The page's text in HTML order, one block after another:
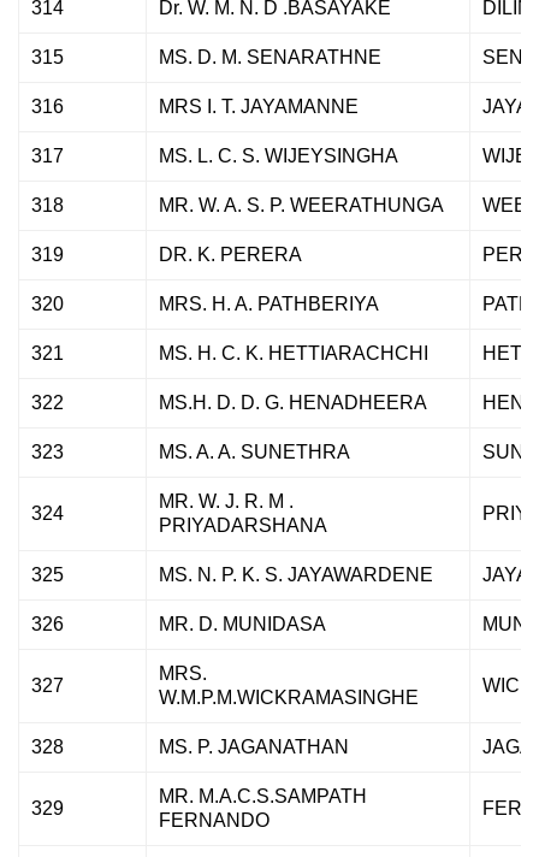
314 Dr. W. M. N. D .BASAYAKE DILINI
315 MS. D. M. SENARATHNE
316 MRS I. T. JAYAMANNE
317 MS. L. C. S. WIJEYSINGHA
318 MR. W. A. S. P. WEERATHUNGA
319 DR. K. PERERA
320 MRS. H. A. PATHBERIYA
321 MS. H. C. K. HETTIARACHCHI
322 MS.H. D. D. G. HENADHEERA
323 MS. A. A. SUNETHRA
324
MR. W. J. R. M .
PRIYADARSHANA
325 MS. N. P. K. S. JAYAWARDENE
326 MR. D. MUNIDASA
327
MRS.
W.M.P.M.WICKRAMASINGHE
328 MS. P. JAGANATHAN
329
MR. M.A.C.S.SAMPATH
FERNANDO